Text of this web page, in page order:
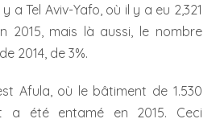
a Tel Aviv-Yafo, où il y a eu 2,321
2015, mais là aussi, le nombre
2014, de 3%.
Afula, où le bâtiment de 1.530
a été entamé en 2015. Ceci